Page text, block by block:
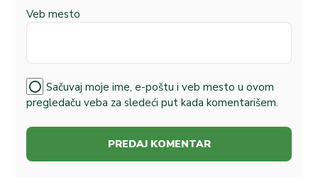
Veb mesto
Sačuvaj moje ime, e-poštu i veb mesto u ovom
pregledaču veba za sledeći put kada komentarišem.